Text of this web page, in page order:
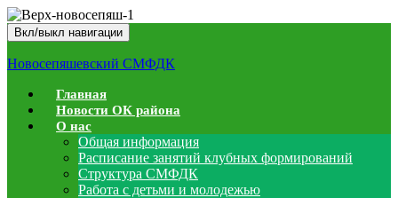
Вкл/выкл навигации
Новосепяшевский СМФДК
Главная
Новости ОК района
О нас
Общая информация
Расписание занятий клубных формирований
Структура СМФДК
Работа с детьми и молодежью